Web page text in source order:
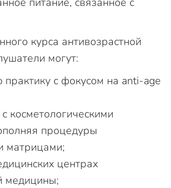
курса антивозрастной
могут:
практику с фокусом на anti-age
косметологическими
процедуры
матрицами;
центрах
медицины;